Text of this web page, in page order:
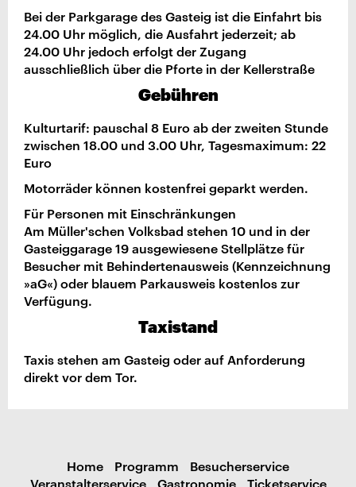
Bei der Parkgarage des Gasteig ist die Einfahrt bis
24.00 Uhr möglich, die Ausfahrt jederzeit; ab
24.00 Uhr jedoch erfolgt der Zugang
ausschließlich über die Pforte in der Kellerstraße
Gebühren
Kulturtarif: pauschal 8 Euro ab der zweiten Stunde
zwischen 18.00 und 3.00 Uhr, Tagesmaximum: 22
Euro
Motorräder können kostenfrei geparkt werden.
Für Personen mit Einschränkungen
Am Müller'schen Volksbad stehen 10 und in der
Gasteiggarage 19 ausgewiesene Stellplätze für
Besucher mit Behindertenausweis (Kennzeichnung
»aG«) oder blauem Parkausweis kostenlos zur
Verfügung.
Taxistand
Taxis stehen am Gasteig oder auf Anforderung
direkt vor dem Tor.
Home Programm
Besucherservice
Veranstalterservice
Gastronomie Ticketservice